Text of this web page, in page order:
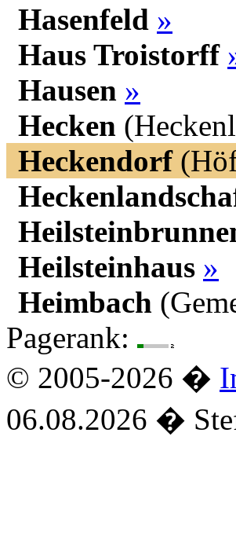
Hasenfeld »
Haus Troistorff
Hausen »
Hecken
Heckendorf
Heilsteinhaus »
Heimbach
Pagerank:
© 2005-2026 �
06.08.2026 �